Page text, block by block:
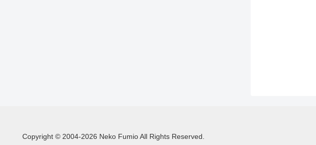
Copyright © 2004-2026 Neko Fumio All Rights Reserved.